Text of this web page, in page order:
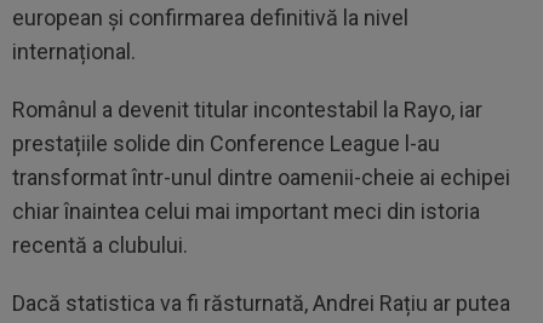
european și confirmarea definitivă la nivel
internațional.
Românul a devenit titular incontestabil la Rayo, iar
prestațiile solide din Conference League l-au
transformat într-unul dintre oamenii-cheie ai echipei
chiar înaintea celui mai important meci din istoria
recentă a clubului.
Dacă statistica va fi răsturnată, Andrei Rațiu ar putea